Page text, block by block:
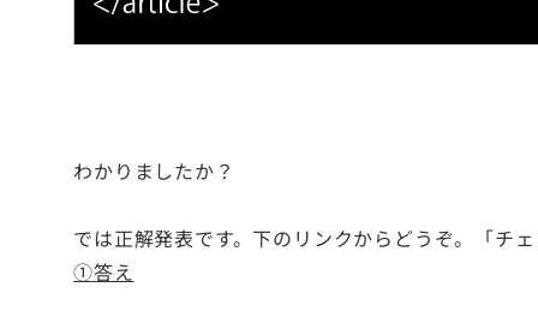
わかりましたか？
では正解発表です。下のリンクからどうぞ。「チ
①答え